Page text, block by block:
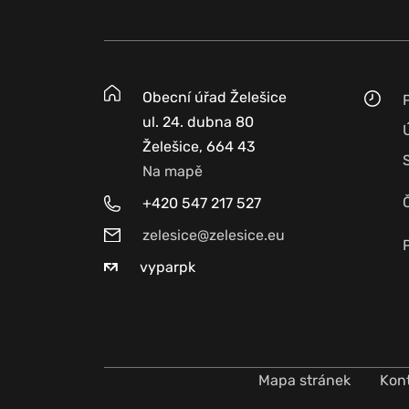
Obecní úřad Želešice
ul. 24. dubna 80
Želešice, 664 43
Na mapě
+420 547 217 527
zelesice@zelesice.eu
vyparpk
Mapa stránek